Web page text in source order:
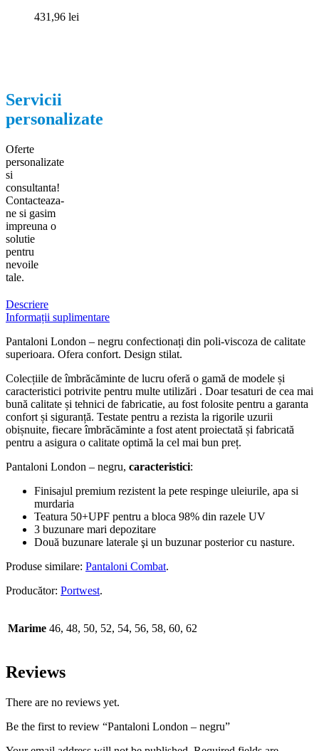
431,96 lei
Servicii
personalizate
Oferte
personalizate
si
consultanta!
Contacteaza-
ne si gasim
impreuna o
solutie
pentru
nevoile
tale.
Descriere
Informații suplimentare
Pantaloni London – negru confectionați din poli-viscoza de calitate
superioara. Ofera confort. Design stilat.
Colecțiile de îmbrăcăminte de lucru oferă o gamă de modele și
caracteristici potrivite pentru multe utilizări . Doar tesaturi de cea mai
bună calitate și tehnici de fabricatie, au fost folosite pentru a garanta
confort și siguranță. Testate pentru a rezista la rigorile uzurii
obișnuite, fiecare îmbrăcăminte a fost atent proiectată și fabricată
pentru a asigura o calitate optimă la cel mai bun preț.
Pantaloni London – negru, caracteristici:
Finisajul premium rezistent la pete respinge uleiurile, apa si
murdaria
Teatura 50+UPF pentru a bloca 98% din razele UV
3 buzunare mari depozitare
Două buzunare laterale şi un buzunar posterior cu nasture.
Produse similare: Pantaloni Combat.
Producător: Portwest.
Marime 46, 48, 50, 52, 54, 56, 58, 60, 62
Reviews
There are no reviews yet.
Be the first to review “Pantaloni London – negru”